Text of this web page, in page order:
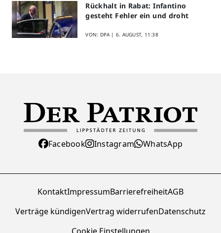
Rückhalt in Rabat: Infantino
gesteht Fehler ein und droht
VON: DPA | 6. AUGUST, 11:38
Facebook Instagram WhatsApp
KontaktImpressumBarrierefreiheitAGB
Verträge kündigenVertrag widerrufenDatenschutz